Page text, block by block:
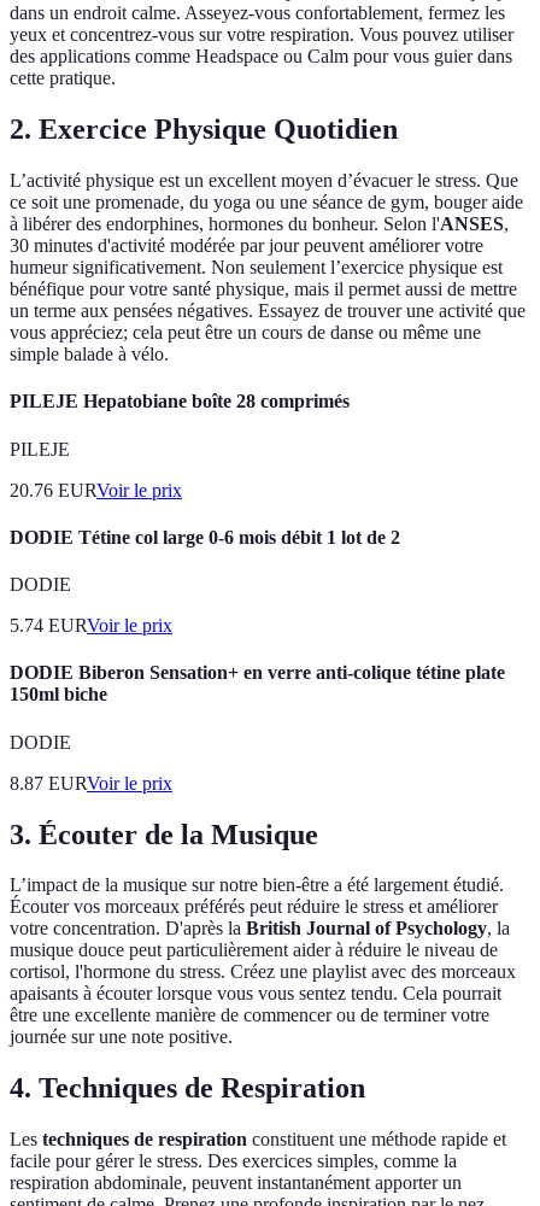
dans un endroit calme. Asseyez-vous confortablement, fermez les
yeux et concentrez-vous sur votre respiration. Vous pouvez utiliser
des applications comme Headspace ou Calm pour vous guier dans
cette pratique.
2. Exercice Physique Quotidien
L’activité physique est un excellent moyen d’évacuer le stress. Que
ce soit une promenade, du yoga ou une séance de gym, bouger aide
à libérer des endorphines, hormones du bonheur. Selon l'ANSES,
30 minutes d'activité modérée par jour peuvent améliorer votre
humeur significativement. Non seulement l’exercice physique est
bénéfique pour votre santé physique, mais il permet aussi de mettre
un terme aux pensées négatives. Essayez de trouver une activité que
vous appréciez; cela peut être un cours de danse ou même une
simple balade à vélo.
PILEJE Hepatobiane boîte 28 comprimés
PILEJE
20.76 EURVoir le prix
DODIE Tétine col large 0-6 mois débit 1 lot de 2
DODIE
5.74 EURVoir le prix
DODIE Biberon Sensation+ en verre anti-colique tétine plate
150ml biche
DODIE
8.87 EURVoir le prix
3. Écouter de la Musique
L’impact de la musique sur notre bien-être a été largement étudié.
Écouter vos morceaux préférés peut réduire le stress et améliorer
votre concentration. D'après la British Journal of Psychology, la
musique douce peut particulièrement aider à réduire le niveau de
cortisol, l'hormone du stress. Créez une playlist avec des morceaux
apaisants à écouter lorsque vous vous sentez tendu. Cela pourrait
être une excellente manière de commencer ou de terminer votre
journée sur une note positive.
4. Techniques de Respiration
Les techniques de respiration constituent une méthode rapide et
facile pour gérer le stress. Des exercices simples, comme la
respiration abdominale, peuvent instantanément apporter un